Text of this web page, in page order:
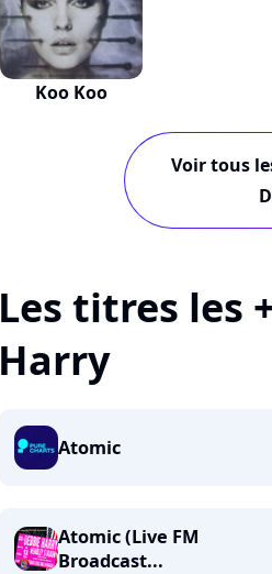
Koo Koo
Voir tous
Les titres les
Harry
Atomic
Atomic (Live FM
Broadcast...